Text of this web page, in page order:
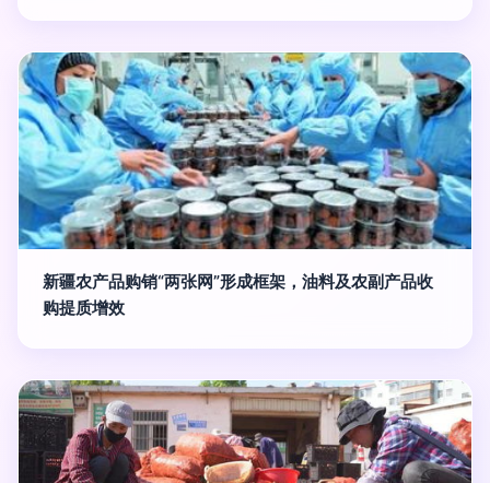
新疆农产品购销“两张网”形成框架，油料及农副产品收
购提质增效